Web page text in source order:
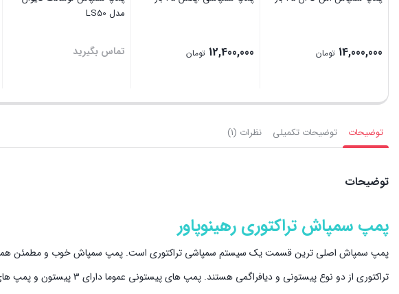
14,000,000 تومان
بستن
12,400,000 تومان
بستن
مدل LS50
تماس بگیرید
بستن
توضیحات توضیحات تکمیلی نظرات (1)
توضیحات
پمپ سمپاش تراکتوری رهینوپاور
پمپ سمپاش اصلی ترین قسمت یک سیستم سمپاشی تراکتوری است. پمپ سمپاش خوب و مطمئن
تراکتوری از دو نوع پیستونی و دیافراگمی هستند. پمپ های پیستونی عموما دارای 3 پیستون و پمپ های دیافراگمی معمولا دارای 3 یا 5 دیافراگم هستند.